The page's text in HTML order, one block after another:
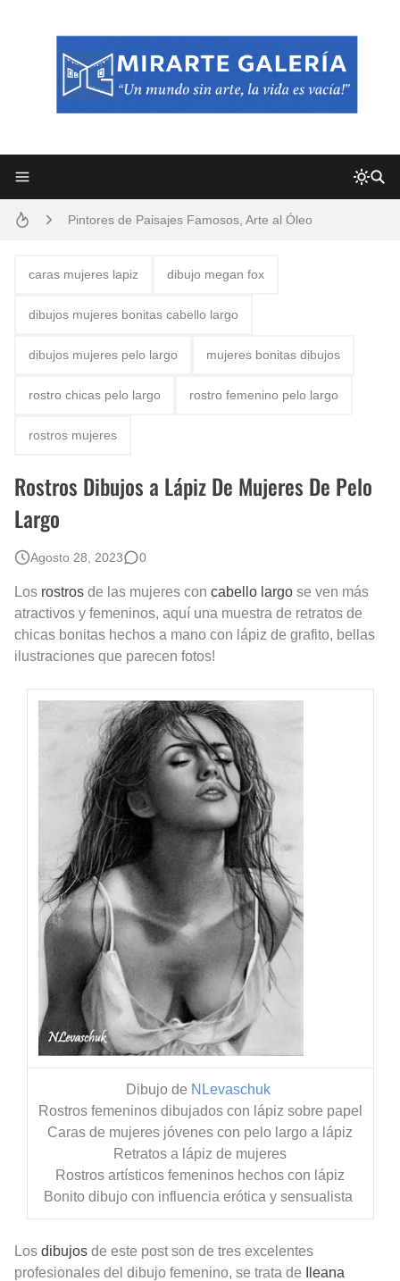
Pintores de Paisajes Famosos, Arte al Óleo
El mundo del arte en pintura surrealista
caras mujeres lapiz dibujo megan fox
dibujos mujeres bonitas cabello largo
dibujos mujeres pelo largo mujeres bonitas dibujos
rostro chicas pelo largo rostro femenino pelo largo
rostros mujeres
Rostros Dibujos a Lápiz De Mujeres De Pelo
Largo
Agosto 28, 2023 0
Los rostros de las mujeres con cabello largo se ven más
atractivos y femeninos, aquí una muestra de retratos de
chicas bonitas hechos a mano con lápiz de grafito, bellas
ilustraciones que parecen fotos!
Dibujo de NLevaschuk
Rostros femeninos dibujados con lápiz sobre papel
Caras de mujeres jóvenes con pelo largo a lápiz
Retratos a lápiz de mujeres
Rostros artísticos femeninos hechos con lápiz
Bonito dibujo con influencia erótica y sensualista
Los dibujos de este post son de tres excelentes
profesionales del dibujo femenino, se trata de
Ileana